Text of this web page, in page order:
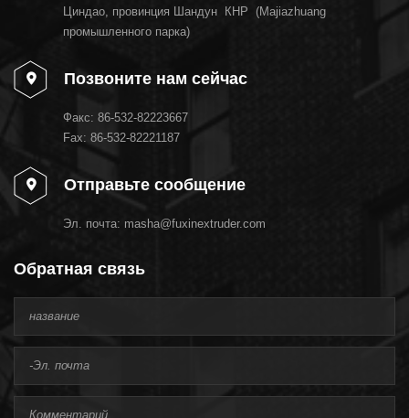
Циндао, провинция Шандун КНР (Majiazhuang
промышленного парка)
Позвоните нам сейчас
Факс: 86-532-82223667
Fax: 86-532-82221187
Отправьте сообщение
Эл. почта: masha@fuxinextruder.com
Обратная связь